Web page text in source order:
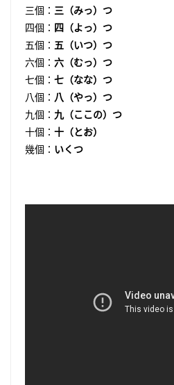
三個： 三（みっ）つ
四個： 四（よっ）つ
五個： 五（いつ）つ
六個： 六（むっ）つ
七個： 七（なな）つ
八個： 八（やっ）つ
九個： 九（ここの）つ
十個： 十（とお）
幾個： いくつ